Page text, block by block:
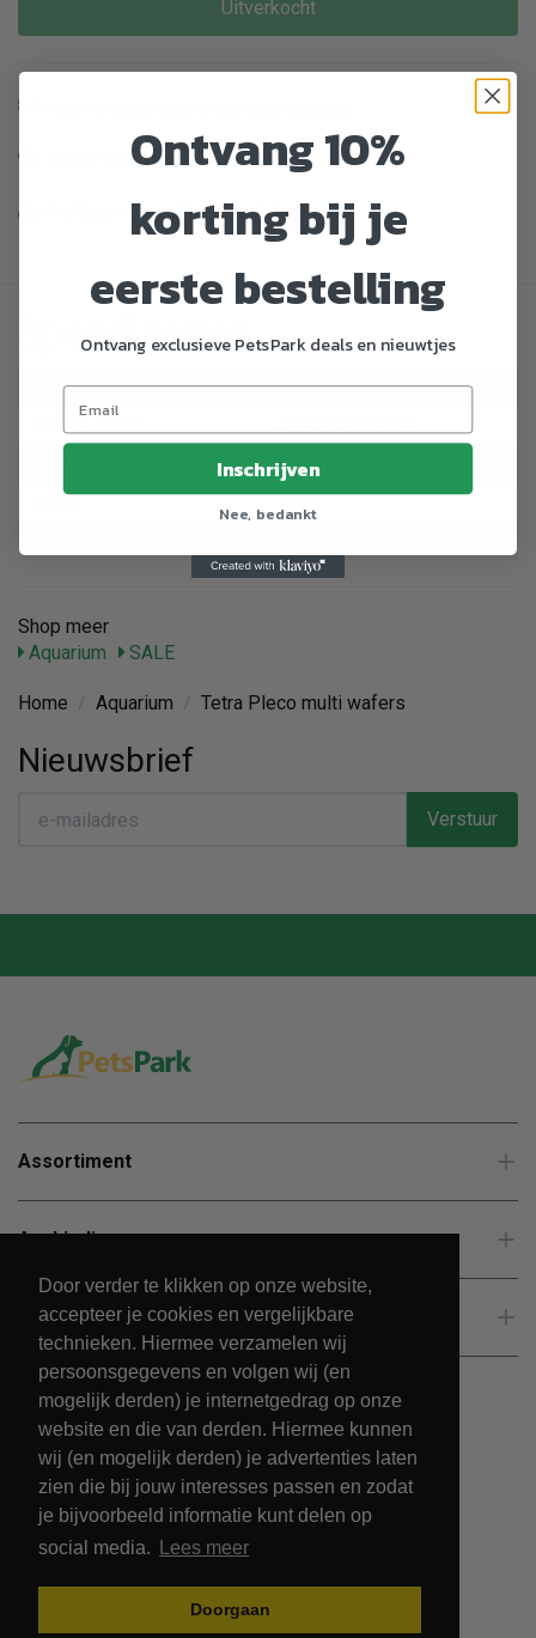
Door verder te klikken op onze website,
accepteer je cookies en vergelijkbare
technieken. Hiermee verzamelen wij
persoonsgegevens en volgen wij (en
mogelijk derden) je internetgedrag op onze
website en die van derden. Hiermee kunnen
wij (en mogelijk derden) je advertenties laten
zien die bij jouw interesses passen en zodat
je bijvoorbeeld informatie kunt delen op
social media.
Lees meer
Doorgaan
Uitverkocht
Gratis Verzending vanaf € 39,-
Veilig en gemakkelijk betalen
Specificaties
Artikelnummer
765923
EAN nummer
Aquarium
Merk
Tetra
Shop meer
Aquarium
SALE
Home Aquarium Tetra Pleco multi wafers
Nieuwsbrief
Verstuur
Assortiment
Aanbiedingen
Klantenservice
© 2026 - PetsPark.nl.
Ontvang 10%
korting bij je
eerste bestelling
Ontvang exclusieve PetsPark deals en nieuwtjes
Inschrijven
Nee, bedankt